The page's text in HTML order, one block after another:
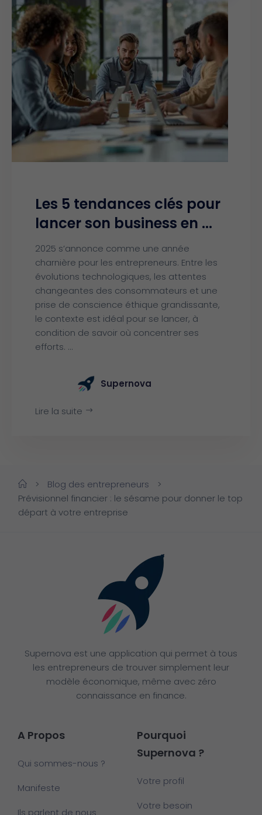
Les 5 tendances clés pour
lancer son business en ...
2025 s’annonce comme une année
charnière pour les entrepreneurs. Entre les
évolutions technologiques, les attentes
changeantes des consommateurs et une
prise de conscience éthique grandissante,
le contexte est idéal pour se lancer, à
condition de savoir où concentrer ses
efforts. ...
Supernova
Lire la suite
> Blog des entrepreneurs
>
Prévisionnel financier : le sésame pour donner le top
départ à votre entreprise
Supernova est une application qui permet à tous
les entrepreneurs de trouver simplement leur
modèle économique, même avec zéro
connaissance en finance.
A Propos
Qui sommes-nous ?
Manifeste
Ils parlent de nous
Pourquoi
Supernova ?
Votre profil
Votre besoin